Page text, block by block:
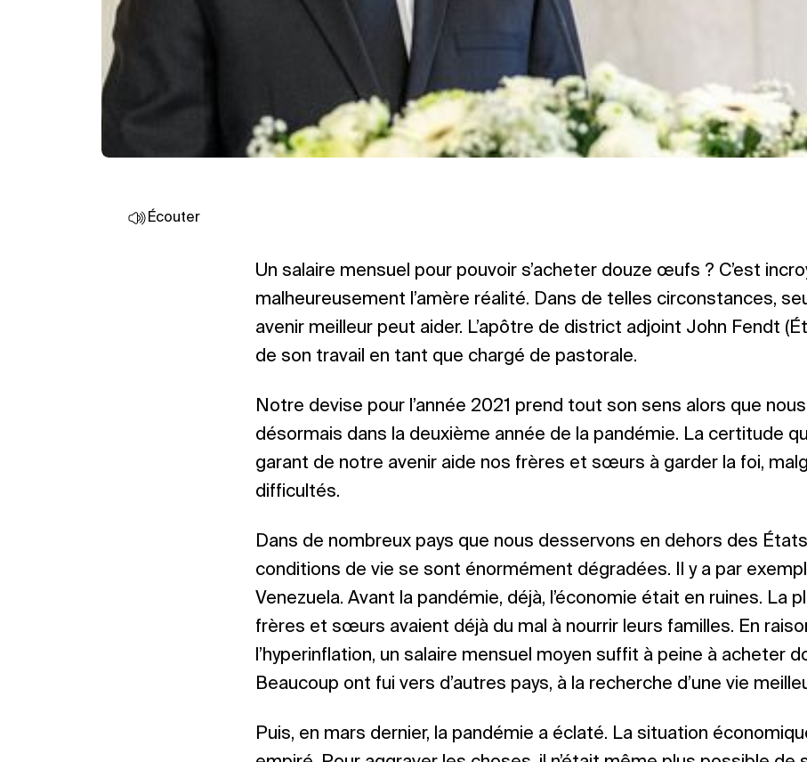
Écouter
Un salaire mensuel pour pouvoir s’acheter douze œufs ? C’est
malheureusement l’amère réalité. Dans de telles circonstances,
avenir meilleur peut aider. L’apôtre de district adjoint John Fendt
de son travail en tant que chargé de pastorale.
Notre devise pour l’année 2021 prend tout son sens alors que
désormais dans la deuxième année de la pandémie. La certitude
garant de notre avenir aide nos frères et sœurs à garder la foi,
difficultés.
Dans de nombreux pays que nous desservons en dehors des
conditions de vie se sont énormément dégradées. Il y a par
Venezuela. Avant la pandémie, déjà, l’économie était en ruines. La
frères et sœurs avaient déjà du mal à nourrir leurs familles. En
l’hyperinflation, un salaire mensuel moyen suffit à peine à acheter
Beaucoup ont fui vers d’autres pays, à la recherche d’une vie
Puis, en mars dernier, la pandémie a éclaté. La situation